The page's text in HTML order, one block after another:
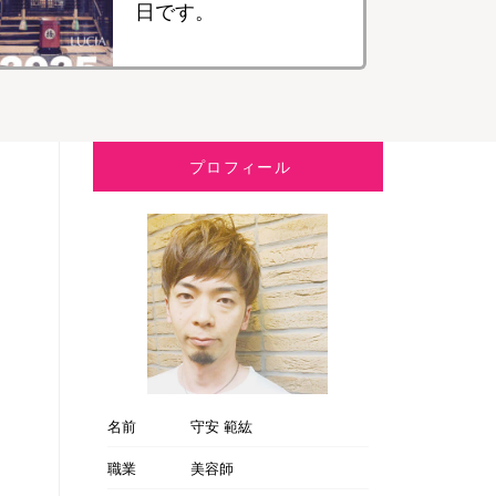
日です。
プロフィール
名前
守安 範紘
職業
美容師